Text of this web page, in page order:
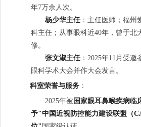
年7万余人次。
杨少华主任 ：主任医师；福州
科主任；从事眼科近40年，曾于北
修。
张文淑主任 ：2025年11月受
眼科学术大会并作大会发言。
科室荣誉与服务 ：
2025年被 国家眼耳鼻喉疾病临
予"中国近视防控能力建设联盟（